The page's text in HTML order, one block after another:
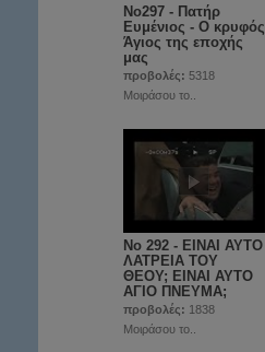
No297 - Πατήρ
Ευμένιος - Ο κρυφός
Άγιος της εποχής
μας
προβολές: 5318
Μοιράσου το..
No 292 - ΕΙΝΑΙ ΑΥΤΟ
ΛΑΤΡΕΙΑ ΤΟΥ
ΘΕΟΥ; ΕΙΝΑΙ ΑΥΤΟ
ΑΓΙΟ ΠΝΕΥΜΑ;
προβολές: 1838
Μοιράσου το..